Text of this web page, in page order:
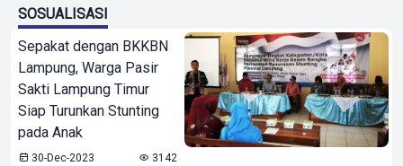
SOSUALISASI
Sepakat dengan BKKBN
Lampung, Warga Pasir
Sakti Lampung Timur
Siap Turunkan Stunting
pada Anak
30-Dec-2023 3142